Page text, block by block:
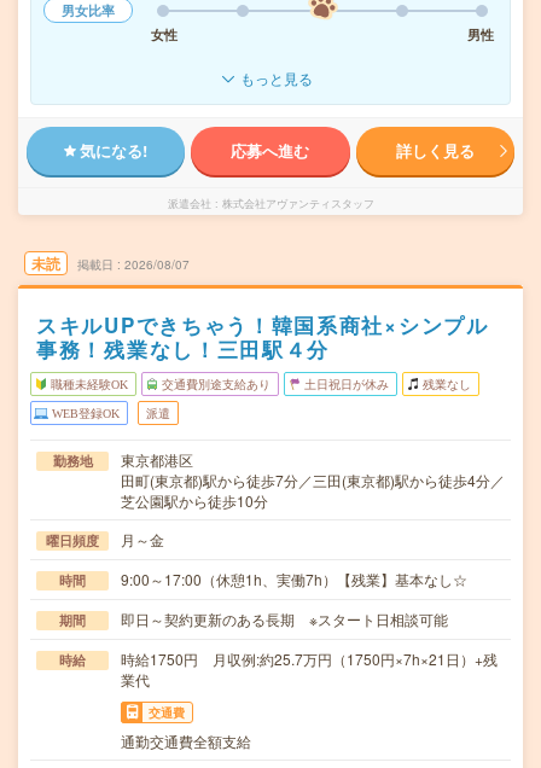
男女比率
女性
男性
もっと見る
気になる! 応募へ進む 詳しく見る
派遣会社 株式会社アヴァンティスタッフ
未読 掲載日 2026/08/07
スキルUPできちゃう！韓国系商社×シンプル
事務！残業なし！三田駅４分
職種未経験OK 交通費別途支給あり 土日祝日が休み 残業なし
WEB登録OK 派遣
勤務地
東京都港区
田町(東京都)駅から徒歩7分／三田(東京都)駅から徒歩4分／
芝公園駅から徒歩10分
曜日頻度 月～金
時間 9:00～17:00（休憩1h、実働7h）【残業】基本なし☆
期間 即日～契約更新のある長期 ※スタート日相談可能
時給
時給1750円 月収例:約25.7万円（1750円×7h×21日）+残
業代
交通費
通勤交通費全額支給